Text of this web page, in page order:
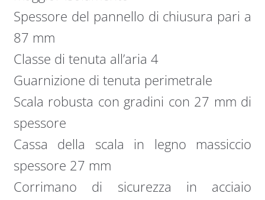
Spessore del pannello di chiusura pari a
87 mm
Classe di tenuta all’aria 4
Guarnizione di tenuta perimetrale
Scala robusta con gradini con 27 mm di
spessore
Cassa della scala in legno massiccio
spessore 27 mm
Corrimano di sicurezza in acciaio